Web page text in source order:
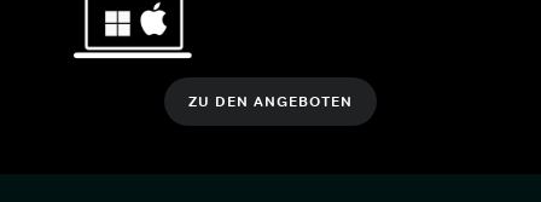
ZU DEN ANGEBOTEN